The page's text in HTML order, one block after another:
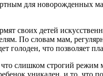
для новорожденных
своих детей
По словам мам,
голоден, что позволяет
что слишком строгий
уникален, и то, что